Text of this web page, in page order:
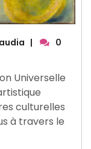
|
0
Universelle
culturelles
à travers le